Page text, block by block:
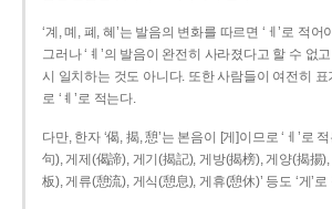
‘계, 몌, 폐, 혜’는 발음의 변화를 따르면 ‘ㅔ’로 적
그러나 ‘ㅖ’의 발음이 완전히 사라졌다고 할 수 없
시 일치하는 것도 아니다. 또한 사람들이 여전히 표
로 ‘ㅖ’로 적는다.
다만, 한자 ‘偈, 揭, 憩’는 본음이 [게]이므로 ‘ㅔ’로
句), 게제(偈諦), 게기(揭記), 게방(揭榜), 게양(揭揚
板), 게류(憩流), 게식(憩息), 게휴(憩休)’ 등도 ‘게’